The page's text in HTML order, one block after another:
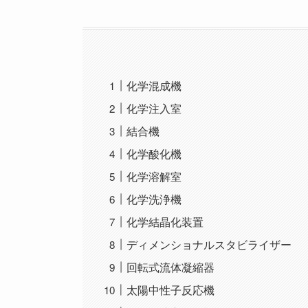
化学混成機
化学注入室
結合機
化学酸化機
化学溶解室
化学洗浄機
化学結晶化装置
ディメンショナルスタビライザー
回転式流体凝縮器
太陽中性子反応機